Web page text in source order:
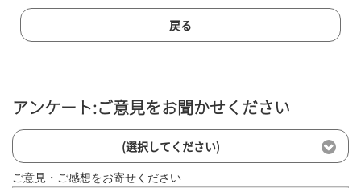
戻る
アンケート:ご意見をお聞かせください
(選択してください)
ご意見・ご感想をお寄せください